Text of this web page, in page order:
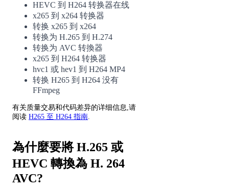
HEVC 到 H264 转换器在线
x265 到 x264 转换器
转换 x265 到 x264
转换为 H.265 到 H.274
转换为 AVC 转換器
x265 到 H264 转换器
hvc1 或 hev1 到 H264 MP4
转换 H265 到 H264 没有
FFmpeg
有关质量交易和代码差异的详细信息,请
阅读 H265 至 H264 指南.
為什麼要將 H.265 或
HEVC 轉換為 H. 264
AVC?